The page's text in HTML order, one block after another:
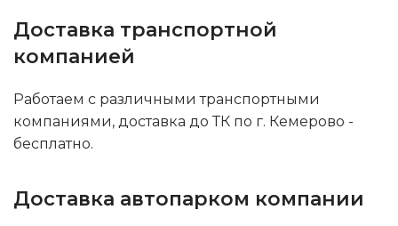
Доставка транспортной
компанией
Работаем с различными транспортными
компаниями, доставка до ТК по г. Кемерово -
бесплатно.
Доставка автопарком компании